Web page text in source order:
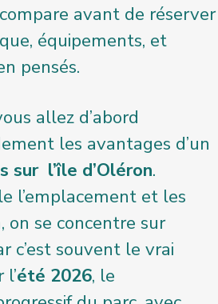
avant de réserver
équipements, et
pensés.
allez d’abord
les avantages d’un
sur l’île d’Oléron.
l’emplacement et les
on se concentre sur
c’est souvent le vrai
été 2026, le